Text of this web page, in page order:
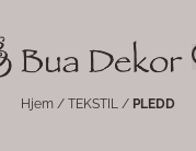
Hjem / TEKSTIL / PLEDD